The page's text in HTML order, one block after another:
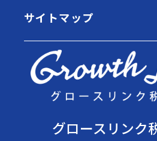
グロースリンク
サイトマップ